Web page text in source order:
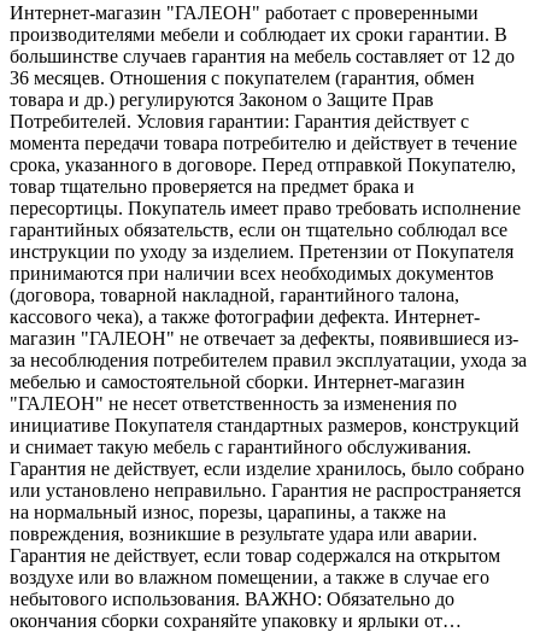
Интернет-магазин "ГАЛЕОН" работает с проверенными
производителями мебели и соблюдает их сроки гарантии. В
большинстве случаев гарантия на мебель составляет от 12 до
36 месяцев. Отношения с покупателем (гарантия, обмен
товара и др.) регулируются Законом о Защите Прав
Потребителей. Условия гарантии: Гарантия действует с
момента передачи товара потребителю и действует в течение
срока, указанного в договоре. Перед отправкой Покупателю,
товар тщательно проверяется на предмет брака и
пересортицы. Покупатель имеет право требовать исполнение
гарантийных обязательств, если он тщательно соблюдал все
инструкции по уходу за изделием. Претензии от Покупателя
принимаются при наличии всех необходимых документов
(договора, товарной накладной, гарантийного талона,
кассового чека), а также фотографии дефекта. Интернет-
магазин "ГАЛЕОН" не отвечает за дефекты, появившиеся из-
за несоблюдения потребителем правил эксплуатации, ухода за
мебелью и самостоятельной сборки. Интернет-магазин
"ГАЛЕОН" не несет ответственность за изменения по
инициативе Покупателя стандартных размеров, конструкций
и снимает такую мебель с гарантийного обслуживания.
Гарантия не действует, если изделие хранилось, было собрано
или установлено неправильно. Гарантия не распространяется
на нормальный износ, порезы, царапины, а также на
повреждения, возникшие в результате удара или аварии.
Гарантия не действует, если товар содержался на открытом
воздухе или во влажном помещении, а также в случае его
небытового использования. ВАЖНО: Обязательно до
окончания сборки сохраняйте упаковку и ярлыки от…